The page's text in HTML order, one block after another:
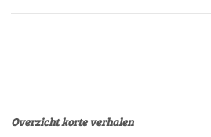
van
aantal
Overzicht korte verhalen